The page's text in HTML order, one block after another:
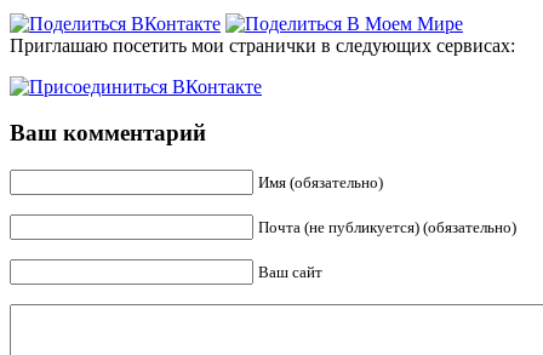
Приглашаю посетить мои странички в следующих сервисах:
Ваш комментарий
Имя (обязательно)
Почта (не публикуется) (обязательно)
Ваш сайт